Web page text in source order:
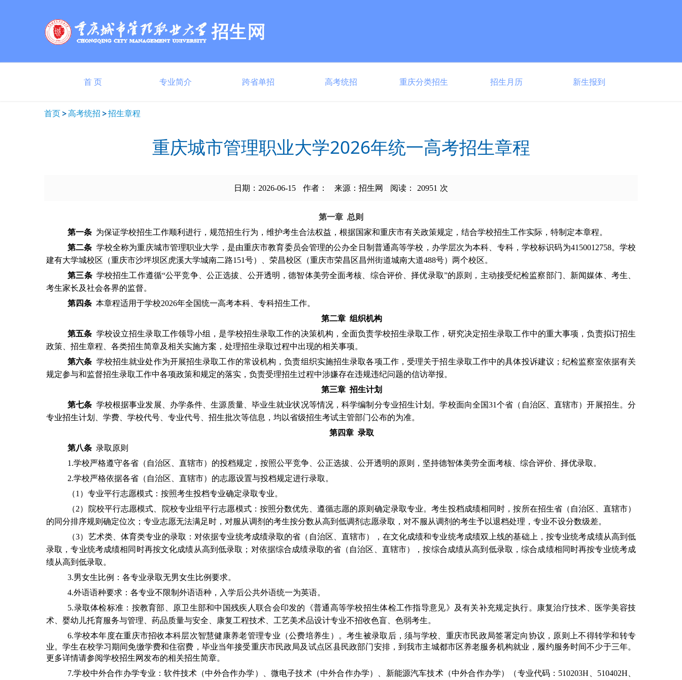
首 页 专业简介 跨省单招 高考统招 重庆分类招生 招生月历 新生报到
首页 高考统招 招生章程
重庆城市管理职业大学2026年统一高考招生章程
日期：2026-06-15 作者： 来源：招生网 阅读： 20951 次
第一章 总则
第一条 为保证学校招生工作顺利进行，规范招生行为，维护考生合法权益，根据国家和重庆市有关政策规定，结合学校招生工作实际，特制定本章程。
第二条 学校全称为重庆城市管理职业大学，是由重庆市教育委员会管理的公办全日制普通高等学校，办学层次为本科、专科，学校标识码为4150012758。学校
建有大学城校区（重庆市沙坪坝区虎溪大学城南二路151号）、荣昌校区（重庆市荣昌区昌州街道城南大道488号）两个校区。
第三条学校招生工作遵循“公平竞争、公正选拔、公开透明，德智体美劳全面考核、综合评价、择优录取”的原则，主动接受纪检监察部门、新闻媒体、考生、
考生家长及社会各界的监督。
第四条 本章程适用于学校2026年全国统一高考本科、专科招生工作。
第二章 组织机构
第五条 学校设立招生录取工作领导小组，是学校招生录取工作的决策机构，全面负责学校招生录取工作，研究决定招生录取工作中的重大事项，负责拟订招生
政策、招生章程、各类招生简章及相关实施方案，处理招生录取过程中出现的相关事项。
第六条 学校招生就业处作为开展招生录取工作的常设机构，负责组织实施招生录取各项工作，受理关于招生录取工作中的具体投诉建议；纪检监察室依据有关
规定参与和监督招生录取工作中各项政策和规定的落实，负责受理招生过程中涉嫌存在违规违纪问题的信访举报。
第三章 招生计划
第七条 学校根据事业发展、办学条件、生源质量、毕业生就业状况等情况，科学编制分专业招生计划。学校面向全国31个省（自治区、直辖市）开展招生。分
专业招生计划、学费、学校代号、专业代号、招生批次等信息，均以省级招生考试主管部门公布的为准。
第四章 录取
第八条 录取原则
1.学校严格遵守各省（自治区、直辖市）的投档规定，按照公平竞争、公正选拔、公开透明的原则，坚持德智体美劳全面考核、综合评价、择优录取。
2.学校严格依据各省（自治区、直辖市）的志愿设置与投档规定进行录取。
（1）专业平行志愿模式：按照考生投档专业确定录取专业。
（2）院校平行志愿模式、院校专业组平行志愿模式：按照分数优先、遵循志愿的原则确定录取专业。考生投档成绩相同时，按所在招生省（自治区、直辖市）
的同分排序规则确定位次；专业志愿无法满足时，对服从调剂的考生按分数从高到低调剂志愿录取，对不服从调剂的考生予以退档处理，专业不设分数级差。
（3）艺术类、体育类专业的录取：对依据专业统考成绩录取的省（自治区、直辖市），在文化成绩和专业统考成绩双上线的基础上，按专业统考成绩从高到低
录取，专业统考成绩相同时再按文化成绩从高到低录取；对依据综合成绩录取的省（自治区、直辖市），按综合成绩从高到低录取，综合成绩相同时再按专业统考成
绩从高到低录取。
3.男女生比例：各专业录取无男女生比例要求。
4.外语语种要求：各专业不限制外语语种，入学后公共外语统一为英语。
5.录取体检标准：按教育部、原卫生部和中国残疾人联合会印发的《普通高等学校招生体检工作指导意见》及有关补充规定执行。
康复治疗技术、医学美容技
术、婴幼儿托育服务与管理、药品质量与安全、康复工程技术、工艺美术品设计专业不招收色盲、色弱考生。
6.学校本年度在重庆市招收本科层次智慧健康养老管理专业（公费培养生）。考生被录取后，须与学校、重庆市民政局签署定向协议，原则上不得转学和转专
业。学生在校学习期间免缴学费和住宿费，毕业当年接受重庆市民政局及试点区县民政部门安排，到我市主城都市区养老服务机构就业，履约服务时间不少于三年。
更多详情请参阅学校招生网发布的相关招生简章。
7.学校中外合作办学专业：软件技术（中外合作办学）、微电子技术（中外合作办学）、新能源汽车技术（中外合作办学）（专业代码： 510203H 510402H